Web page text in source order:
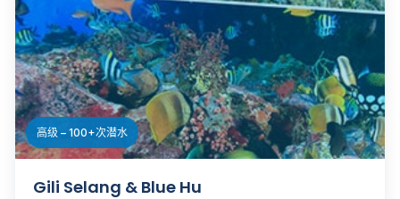
高级 – 100+次潜水
Gili Selang & Blue Hu